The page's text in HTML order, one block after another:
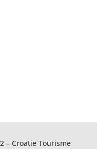
– Croatie Tourisme